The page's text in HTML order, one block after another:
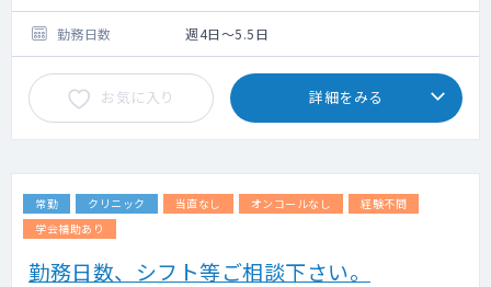
を担当していただくこともあります。
・読影・産業医は必須ではありません。ご
希望に応じます。
・読影はダブルチェック体制があります。
②巡回健診について
・勤務場所により、勤務時間が変更になり
い。
勤務日数 週4日～5.5日
お気に入り 詳細をみる
常勤 クリニック 当直なし オンコールなし
経験不問
学会補助あり
勤務日数、シフト等ご相談下さい。